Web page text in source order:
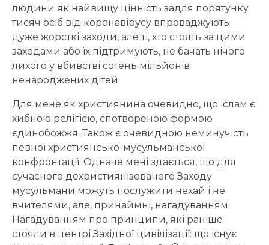
людини як найвищу цінність задля порятунку
тисяч осіб від коронавірусу впроваджують
дуже жорсткі заходи, але ті, хто стоять за цими
заходами або їх підтримують, не бачать нічого
лихого у вбивстві сотень мільйонів
ненароджених дітей.
Для мене як християнина очевидно, що іслам є
хибною релігією, спотвореною формою
єдинобожжя. Також є очевидною неминучість
певної християнсько-мусульманської
конфронтації. Одначе мені здається, що для
сучасного дехристиянізованого Заходу
мусульмани можуть послужити нехай і не
вчителями, але, принаймні, нагадуванням.
Нагадуванням про принципи, які раніше
стояли в центрі Західної цивілізації: що існує